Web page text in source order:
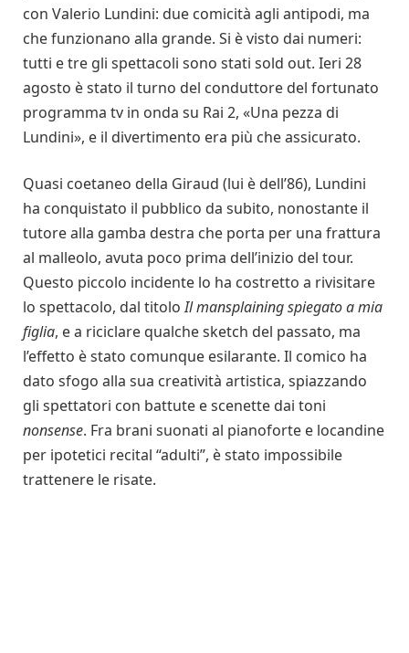
con Valerio Lundini: due comicità agli antipodi, ma
che funzionano alla grande. Si è visto dai numeri:
tutti e tre gli spettacoli sono stati sold out. Ieri 28
agosto è stato il turno del conduttore del fortunato
programma tv in onda su Rai 2, «Una pezza di
Lundini», e il divertimento era più che assicurato.
Quasi coetaneo della Giraud (lui è dell’86), Lundini
ha conquistato il pubblico da subito, nonostante il
tutore alla gamba destra che porta per una frattura
al malleolo, avuta poco prima dell’inizio del tour.
Questo piccolo incidente lo ha costretto a rivisitare
lo spettacolo, dal titoloIl mansplaining spiegato a mia
figlia, e a riciclare qualche sketch del passato, ma
l’effetto è stato comunque esilarante. Il comico ha
dato sfogo alla sua creatività artistica, spiazzando
gli spettatori con battute e scenette dai toni
nonsense. Fra brani suonati al pianoforte e locandine
per ipotetici recital “adulti”, è stato impossibile
trattenere le risate.